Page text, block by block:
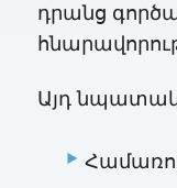
դրանց
Այդ